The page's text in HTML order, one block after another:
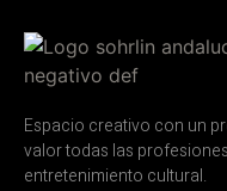
Espacio creativo con un
valor todas las
entretenimiento cultural.